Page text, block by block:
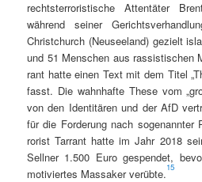
recht­ster­ror­is­tis­che Atten­täter
während sein­er
Christchurch (Neusee­land) gezielt
und 51 Men­schen aus ras­sis­tis­chen
rant hat­te einen Text mit dem Titel
fasst. Die wahn­hafte These vom
von den Iden­titären und der AfD
für die Forderung nach soge­nan­nter
ror­ist Tar­rant hat­te im Jahr 2018
Sell­ner 1.500 Euro gespendet,
motiviertes Mas­sak­er verübte.15